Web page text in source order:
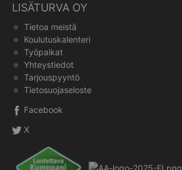
LISÄTURVA OY
Tietoa meistä
Koulutuskalenteri
Työpaikat
Yhteystiedot
Tarjouspyyntö
Tietosuojaseloste
Facebook
X